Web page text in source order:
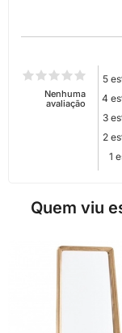
Nenhuma
avaliação
5
4
3
2
1
Quem viu